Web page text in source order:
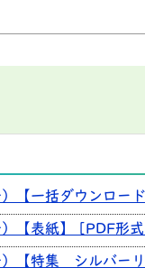
【一括ダウンロー
【表紙】 [PDF形
【特集 シルバー